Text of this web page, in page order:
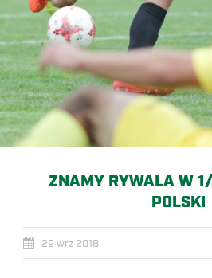
ZNAMY RYWALA W
POLSKI
29 wrz 2018